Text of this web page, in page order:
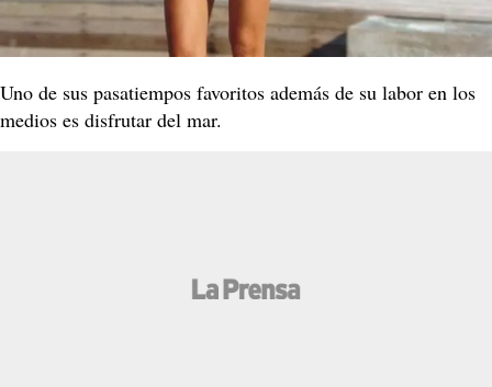
Uno de sus pasatiempos favoritos además de su labor en los
medios es disfrutar del mar.